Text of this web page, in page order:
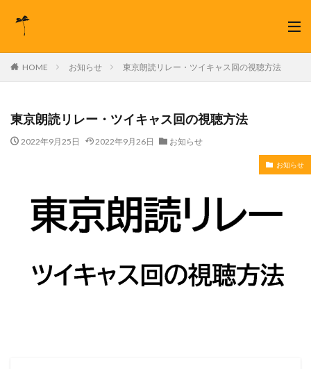
HOME お知らせ 東京朗読リレー・ツイキャス回の視聴方法
東京朗読リレー・ツイキャス回の視聴方法
2022年9月25日 2022年9月26日 お知らせ
お知らせ